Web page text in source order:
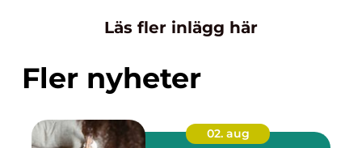
Läs fler inlägg här
Fler nyheter
02. aug